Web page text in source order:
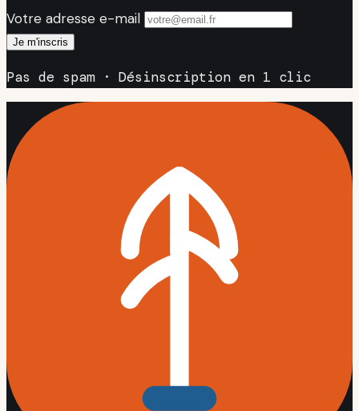
Votre adresse e-mail
Je m'inscris
Pas de spam · Désinscription en 1 clic